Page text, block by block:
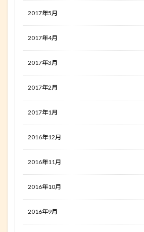
2017年5月
2017年4月
2017年3月
2017年2月
2017年1月
2016年12月
2016年11月
2016年10月
2016年9月